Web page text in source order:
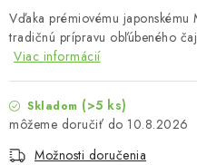
Vďaka prémiovému japonskému
tradičnú prípravu obľúbeného
Viac informácií
Skladom (>5 ks)
10.8.2026
Možnosti doručenia